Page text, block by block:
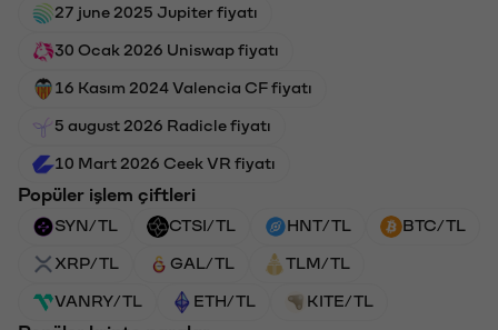
27 june 2025 Jupiter fiyatı
30 Ocak 2026 Uniswap fiyatı
16 Kasım 2024 Valencia CF fiyatı
5 august 2026 Radicle fiyatı
10 Mart 2026 Ceek VR fiyatı
Popüler işlem çiftleri
SYN/TL CTSI/TL HNT/TL BTC/TL
XRP/TL GAL/TL TLM/TL
VANRY/TL ETH/TL KITE/TL